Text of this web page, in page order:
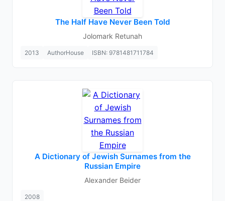
The Half Have Never Been Told
Jolomark Retunah
2013 AuthorHouse ISBN: 9781481711784
A Dictionary of Jewish Surnames from the
Russian Empire
Alexander Beider
2008